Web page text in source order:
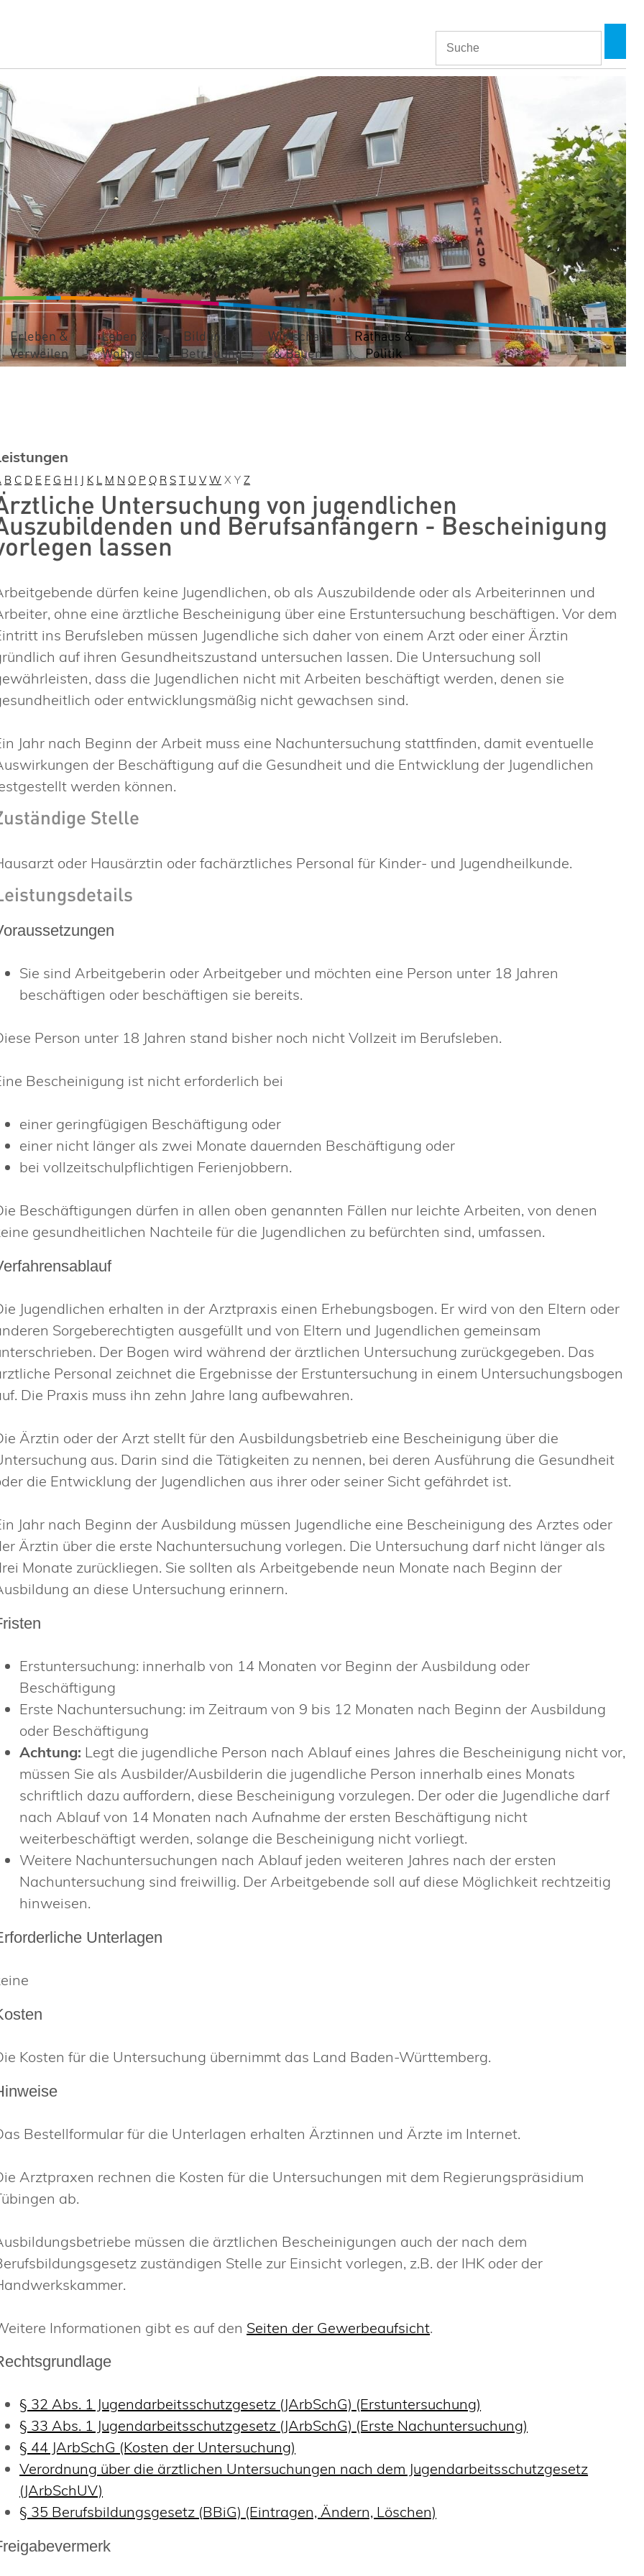
Erleben &
Verweilen
Leben &
Wohnen
Bildung &
Betreuung
Wirtschaft
& Bauen
Rathaus &
Politik
B C D E F G H I J K L M N O P Q R S T U V W X Y Z
Untersuchung von jugendlichen
und Berufsanfängern - Bescheinigung
lassen
dürfen keine Jugendlichen, ob als Auszubildende oder als Arbeiterinnen und
ohne eine ärztliche Bescheinigung über eine Erstuntersuchung beschäftigen. Vor dem
ins Berufsleben müssen Jugendliche sich daher von einem Arzt oder einer Ärztin
auf ihren Gesundheitszustand untersuchen lassen. Die Untersuchung soll
dass die Jugendlichen nicht mit Arbeiten beschäftigt werden, denen sie
oder entwicklungsmäßig nicht gewachsen sind.
Jahr nach Beginn der Arbeit muss eine Nachuntersuchung stattfinden, damit eventuelle
der Beschäftigung auf die Gesundheit und die Entwicklung der Jugendlichen
werden können.
Stelle
oder Hausärztin oder fachärztliches Personal für Kinder- und Jugendheilkunde.
Sie sind Arbeitgeberin oder Arbeitgeber und möchten eine Person unter 18 Jahren
beschäftigen oder beschäftigen sie bereits.
Person unter 18 Jahren stand bisher noch nicht Vollzeit im Berufsleben.
Bescheinigung ist nicht erforderlich bei
einer geringfügigen Beschäftigung oder
einer nicht länger als zwei Monate dauernden Beschäftigung oder
bei vollzeitschulpflichtigen Ferienjobbern.
Beschäftigungen dürfen in allen oben genannten Fällen nur leichte Arbeiten,von denen
gesundheitlichen Nachteile für die Jugendlichen zu befürchten sind, umfassen.
Jugendlichen erhalten in der Arztpraxis einen Erhebungsbogen. Er wird von den Eltern oder
Sorgeberechtigten ausgefüllt und von Eltern und Jugendlichen gemeinsam
Der Bogen wird während der ärztlichen Untersuchung zurückgegeben. Das
Personal zeichnet die Ergebnisse der Erstuntersuchung in einem Untersuchungsbogen
Die Praxis muss ihn zehn Jahre lang aufbewahren.
Ärztin oder der Arzt stellt für den Ausbildungsbetrieb eine Bescheinigung über die
aus. Darin sind die Tätigkeiten zu nennen, bei deren Ausführung die Gesundheit
die Entwicklung der Jugendlichen aus ihrer oder seiner Sicht gefährdet ist.
Jahr nach Beginn der Ausbildung müssen Jugendliche eine Bescheinigung des Arztes oder
Ärztin über die erste Nachuntersuchung vorlegen. Die Untersuchung darf nicht länger als
Monate zurückliegen. Sie sollten als Arbeitgebende neun Monate nach Beginn der
an diese Untersuchung erinnern.
Erstuntersuchung: innerhalb von 14 Monaten vor Beginn der Ausbildung oder
Beschäftigung
Erste Nachuntersuchung: im Zeitraum von 9 bis 12 Monaten nach Beginn der Ausbildung
oder Beschäftigung
Achtung: Legt die jugendliche Person nach Ablauf eines Jahres die Bescheinigung nicht vor,
müssen Sie als Ausbilder/Ausbilderin die jugendliche Person innerhalb eines Monats
schriftlich dazu auffordern, diese Bescheinigung vorzulegen. Der oder die Jugendliche darf
nach Ablauf von 14 Monaten nach Aufnahme der ersten Beschäftigung nicht
weiterbeschäftigt werden, solange die Bescheinigung nicht vorliegt.
Weitere Nachuntersuchungen nach Ablauf jeden weiteren Jahres nach der ersten
Nachuntersuchung sind freiwillig. Der Arbeitgebende soll auf diese Möglichkeit rechtzeitig
hinweisen.
Unterlagen
Kosten für die Untersuchung übernimmt das Land Baden-Württemberg.
Bestellformular für die Unterlagen erhalten Ärztinnen und Ärzte im Internet.
Arztpraxen rechnen die Kosten für die Untersuchungen mit dem Regierungspräsidium
ab.
müssen die ärztlichen Bescheinigungen auch der nach dem
zuständigen Stelle zur Einsicht vorlegen, z.B. der IHK oder der
Informationen gibt es auf den Seiten der Gewerbeaufsicht.
§ 32 Abs. 1 Jugendarbeitsschutzgesetz (JArbSchG) (Erstuntersuchung)
§ 33 Abs. 1 Jugendarbeitsschutzgesetz (JArbSchG) (Erste Nachuntersuchung)
§ 44 JArbSchG (Kosten der Untersuchung)
Verordnung über die ärztlichen Untersuchungen nach dem Jugendarbeitsschutzgesetz
(JArbSchUV)
§ 35 Berufsbildungsgesetz (BBiG) (Eintragen, Ändern, Löschen)